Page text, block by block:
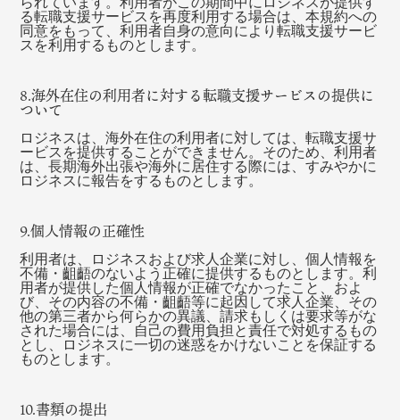
る転職支援サービスを再度利用する場合は、本規約への
同意をもって、利用者自身の意向により転職支援サービ
スを利用するものとします。
8.海外在住の利用者に対する転職支援サービスの提供に
ついて
ロジネスは、海外在住の利用者に対しては、転職支援サ
ービスを提供することができません。そのため、利用者
は、長期海外出張や海外に居住する際には、すみやかに
ロジネスに報告をするものとします。
9.個人情報の正確性
利用者は、ロジネスおよび求人企業に対し、個人情報を
不備・齟齬のないよう正確に提供するものとします。利
用者が提供した個人情報が正確でなかったこと、およ
び、その内容の不備・齟齬等に起因して求人企業、その
他の第三者から何らかの異議、請求もしくは要求等がな
された場合には、自己の費用負担と責任で対処するもの
とし、ロジネスに一切の迷惑をかけないことを保証する
ものとします。
10.書類の提出